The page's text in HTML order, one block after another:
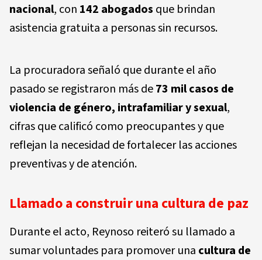
nacional, con 142 abogados que brindan
asistencia gratuita a personas sin recursos.
La procuradora señaló que durante el año
pasado se registraron más de73 mil casos de
violencia de género, intrafamiliar y sexual,
cifras que calificó como preocupantes y que
reflejan la necesidad de fortalecer las acciones
preventivas y de atención.
Llamado a construir una cultura de paz
Durante el acto, Reynoso reiteró su llamado a
sumar voluntades para promover una cultura de